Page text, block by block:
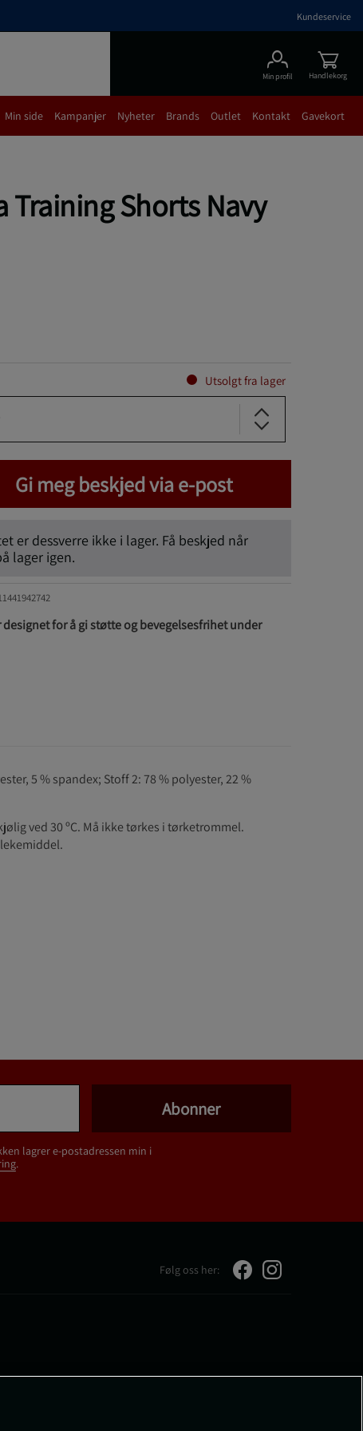
Kundeservice
Min profil Handlekorg
Min side Kampanjer Nyheter Brands Outlet Kontakt Gavekort
Training Shorts Navy
Utsolgt fra lager
Gi meg beskjed via e-post
er dessverre ikke i lager. Få beskjed når
lager igen.
designet for å gi støtte og bevegelsesfrihet under
5 % spandex; Stoff 2: 78 % polyester, 22 %
ved 30 ºC. Må ikke tørkes i tørketrommel.
lagrer e-postadressen min i
.
Abonner
Følg oss her: